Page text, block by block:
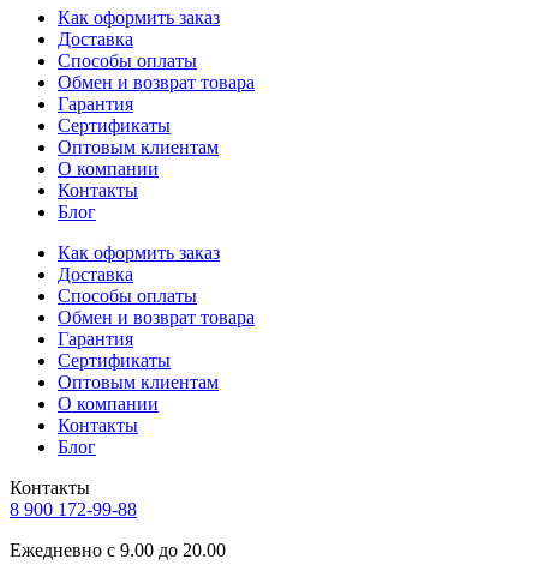
Как оформить заказ
Доставка
Способы оплаты
Обмен и возврат товара
Гарантия
Сертификаты
Оптовым клиентам
О компании
Контакты
Блог
Как оформить заказ
Доставка
Способы оплаты
Обмен и возврат товара
Гарантия
Сертификаты
Оптовым клиентам
О компании
Контакты
Блог
Контакты
8 900 172-99-88
Ежедневно с 9.00 до 20.00